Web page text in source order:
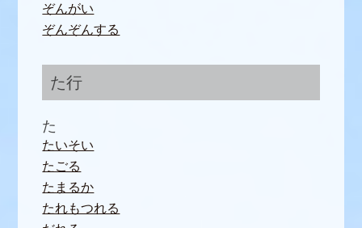
ぞんがい
ぞんぞんする
た行
た
たいそい
たごる
たまるか
たれもつれる